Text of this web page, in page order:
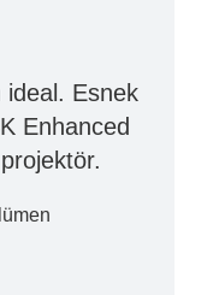
ideal. Esnek
Enhanced